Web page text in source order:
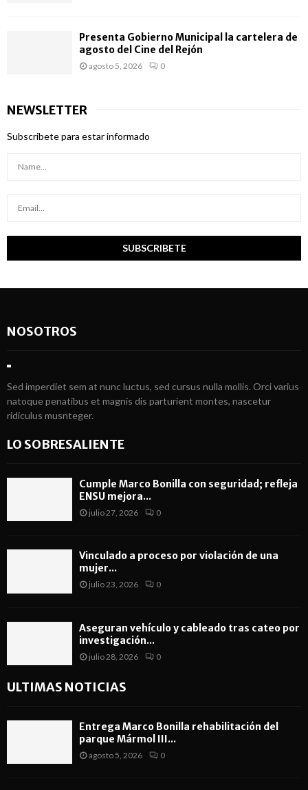
Presenta Gobierno Municipal la cartelera de
agosto del Cine del Rejón
agosto 5, 2026 0
NEWSLETTER
Subscribete para estar informado
NOSOTROS
Sed imperdiet sem at nunc luctus, sed cursus nulla mollis. Orci varius
natoque penatibus et magnis dis parturient montes, nascetur
ridiculus musnteger.
LO SOBRESALIENTE
Cumple Marco Bonilla con seguridad; refleja
ENSU mejora...
julio 27, 2026 0
Vinculado a proceso por violación de una
mujer...
julio 23, 2026 0
Aseguran vehículo y cableado tras cateo por
investigación...
julio 28, 2026 0
ULTIMAS NOTICIAS
Entrega Marco Bonilla rehabilitación del
parque Mármol III...
agosto 5, 2026 0